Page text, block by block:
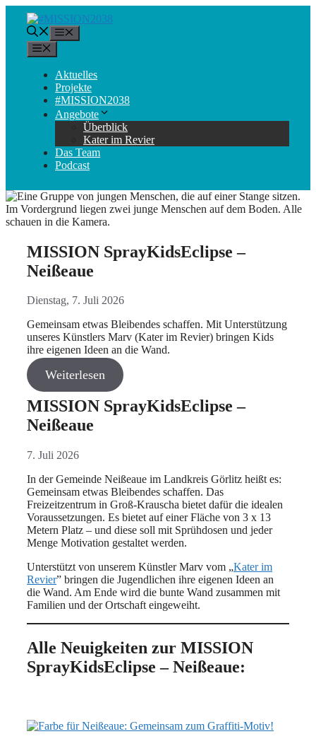
Inhalt
springen
Aktuelles
Projekte
#MISSION2038
Angebote
Überblick
Kater im Revier
Das Team
Podcast
MISSION SprayKidsEclipse –
Neißeaue
Dienstag, 7. Juli 2026
Gemeinsam etwas Bleibendes schaffen. Mit Unterstützung
unseres Künstlers Marv (Kater im Revier) bringen Kids
ihre eigenen Ideen an die Wand.
Weiterlesen
MISSION SprayKidsEclipse –
Neißeaue
7. Juli 2026
In der Gemeinde Neißeaue im Landkreis Görlitz heißt es:
Gemeinsam etwas Bleibendes schaffen. Das
Freizeitzentrum in Groß-Krauscha bietet dafür die idealen
Voraussetzungen. Es bietet auf einer Fläche von 3 x 13
Metern Platz – und diese soll mit Sprühdosen und jeder
Menge Motivation gestaltet werden.
Unterstützt von unserem Künstler Marv vom „Kater im
Revier” bringen die Jugendlichen ihre eigenen Ideen an
die Wand. Am Ende wird die bunte Wand zusammen mit
Familien und der Ortschaft eingeweiht.
Alle Neuigkeiten zur MISSION
SprayKidsEclipse – Neißeaue: